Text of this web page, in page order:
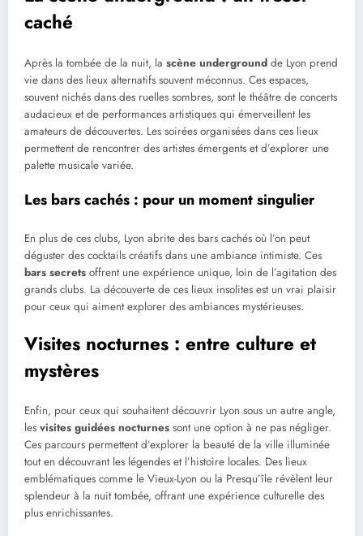
caché
Après la tombée de la nuit, la scène underground de Lyon prend
vie dans des lieux alternatifs souvent méconnus. Ces espaces,
souvent nichés dans des ruelles sombres, sont le théâtre de concerts
audacieux et de performances artistiques qui émerveillent les
amateurs de découvertes. Les soirées organisées dans ces lieux
permettent de rencontrer des artistes émergents et d’explorer une
palette musicale variée.
Les bars cachés : pour un moment singulier
En plus de ces clubs, Lyon abrite des bars cachés où l’on peut
déguster des cocktails créatifs dans une ambiance intimiste. Ces
bars secrets offrent une expérience unique, loin de l’agitation des
grands clubs. La découverte de ces lieux insolites est un vrai plaisir
pour ceux qui aiment explorer des ambiances mystérieuses.
Visites nocturnes : entre culture et
mystères
Enfin, pour ceux qui souhaitent découvrir Lyon sous un autre angle,
les visites guidées nocturnes sont une option à ne pas négliger.
Ces parcours permettent d’explorer la beauté de la ville illuminée
tout en découvrant les légendes et l’histoire locales. Des lieux
emblématiques comme le Vieux-Lyon ou la Presqu’île révèlent leur
splendeur à la nuit tombée, offrant une expérience culturelle des
plus enrichissantes.